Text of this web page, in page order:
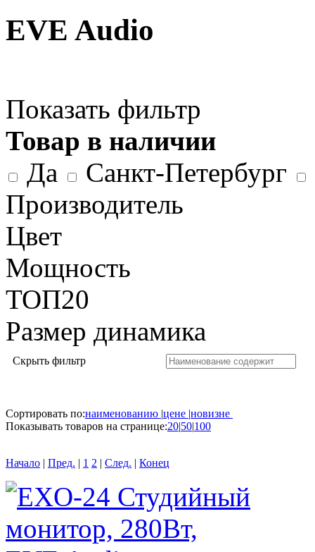
EVE Audio
Показать фильтр
Товар в наличии
Да
Санкт-Петербург
Производитель
Цвет
Мощность
ТОП20
Размер динамика
Скрыть фильтр
Сортировать по:наименованию |цене |новизне
Показывать товаров на странице:20|50|100
Начало | Пред. | 1 2 | След. | Конец